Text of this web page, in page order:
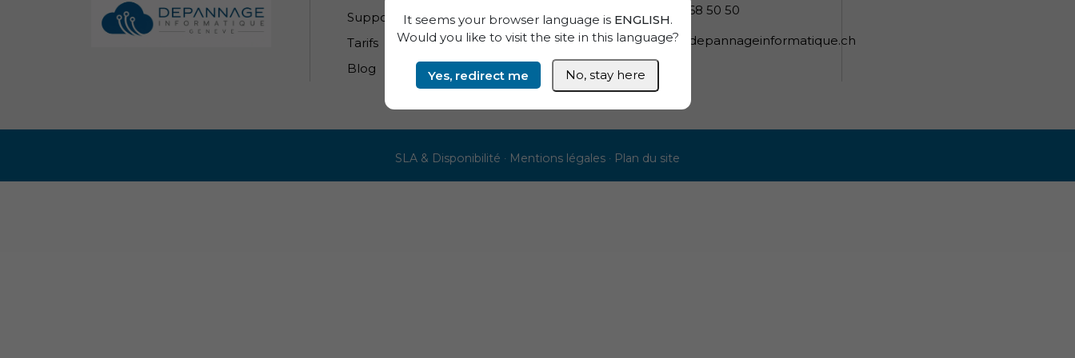
Support PME
Tarifs
Blog
079 868 50 50
info@depannageinformatique.ch
SLA & Disponibilité · Mentions légales · Plan du site
It seems your browser language is ENGLISH.
Would you like to visit the site in this language?
Yes, redirect me No, stay here